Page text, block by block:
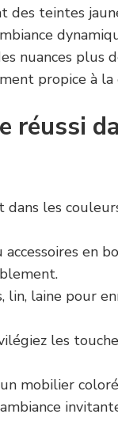
teintes
nuances plus
propice à
réussi
dans les
en
lin, laine pour
les
un mobilier